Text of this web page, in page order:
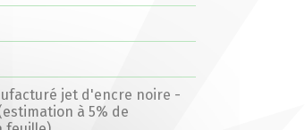
jet d'encre noire -
à 5% de